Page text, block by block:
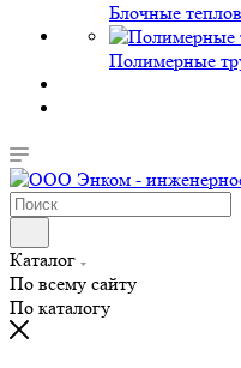
Блочные
Полимерные
Каталог
По всему сайту
По каталогу